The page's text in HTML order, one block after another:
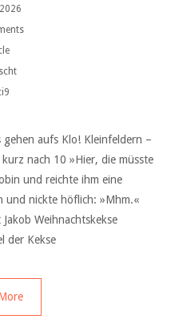
aufs Klo! Kleinfeldern –
nach 10 »Hier, die müsste
und reichte ihm eine
und nickte höflich: »Mhm.«
Weihnachtskekse
der Kekse